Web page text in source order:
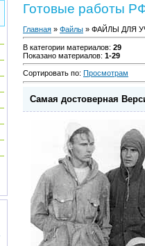
Готовые работы
Главная » Файлы » ФАЙЛЫ ДЛЯ
В категории материалов: 29
Показано материалов: 1-29
Сортировать по: Просмотрам
Самая достоверная